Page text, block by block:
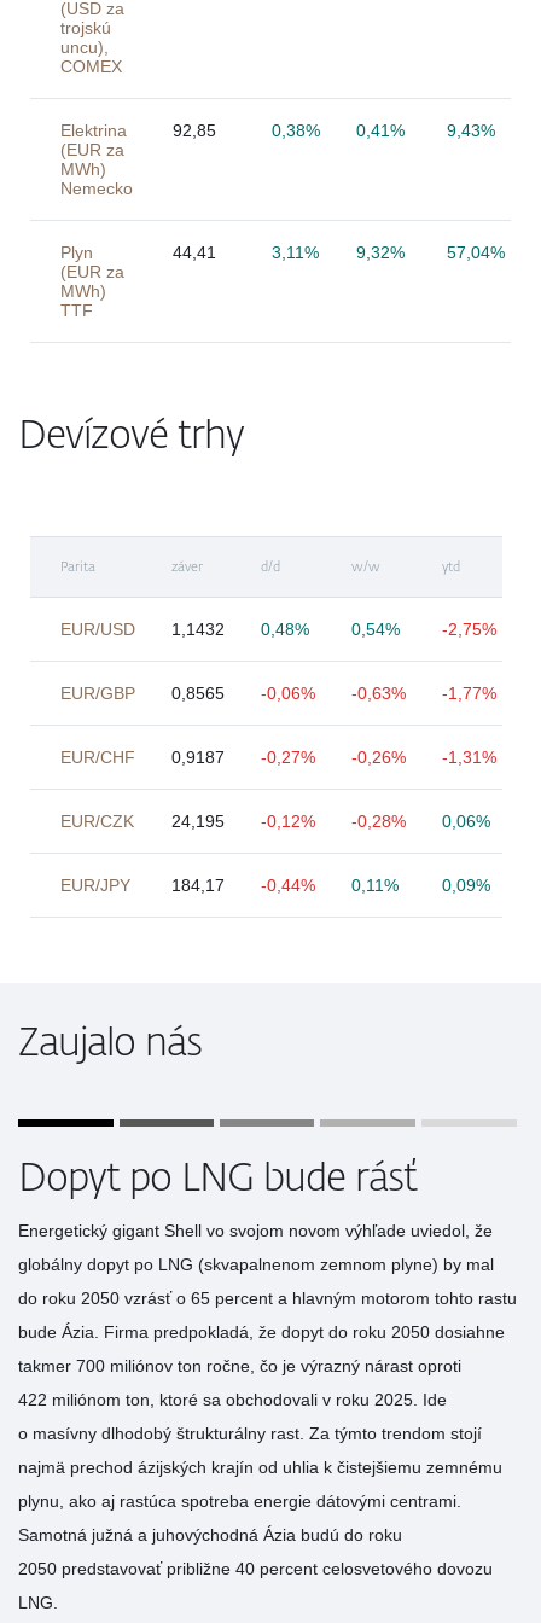
(USD za
trojskú
uncu),
COMEX
Elektrina
(EUR za
MWh)
Nemecko
92,85 0,38% 0,41% 9,43%
Plyn
(EUR za
MWh)
TTF
44,41 3,11% 9,32% 57,04%
Devízové trhy
Parita záver d/d w/w ytd
EUR/USD 1,1432 0,48% 0,54% -2,75%
EUR/GBP 0,8565 -0,06% -0,63% -1,77%
EUR/CHF 0,9187 -0,27% -0,26% -1,31%
EUR/CZK 24,195 -0,12% -0,28% 0,06%
EUR/JPY 184,17 -0,44% 0,11% 0,09%
Zaujalo nás
Dopyt po LNG bude rásť
Energetický gigant Shell vo svojom novom výhľade uviedol, že
globálny dopyt po LNG (skvapalnenom zemnom plyne) by mal
do roku 2050 vzrásť o 65 percent a hlavným motorom tohto rastu
bude Ázia. Firma predpokladá, že dopyt do roku 2050 dosiahne
takmer 700 miliónov ton ročne, čo je výrazný nárast oproti
422 miliónom ton, ktoré sa obchodovali v roku 2025. Ide
o masívny dlhodobý štrukturálny rast. Za týmto trendom stojí
najmä prechod ázijských krajín od uhlia k čistejšiemu zemnému
plynu, ako aj rastúca spotreba energie dátovými centrami.
Samotná južná a juhovýchodná Ázia budú do roku
2050 predstavovať približne 40 percent celosvetového dovozu
LNG.